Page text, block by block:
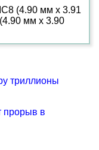
(4.90 мм х 3.91
мм х 3.90
триллионы
прорыв в